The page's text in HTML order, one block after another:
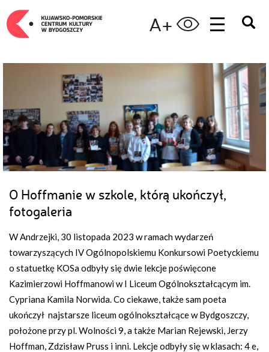
A+
O Hoffmanie w szkole, którą ukończył,
fotogaleria
W Andrzejki, 30 listopada 2023 w ramach wydarzeń
towarzyszących IV Ogólnopolskiemu Konkursowi Poetyckiemu
o statuetkę KOSa odbyły się dwie lekcje poświęcone
Kazimierzowi Hoffmanowi w I Liceum Ogólnokształcącym im.
Cypriana Kamila Norwida. Co ciekawe, także sam poeta
ukończył najstarsze liceum ogólnokształcące w Bydgoszczy,
położone przy pl. Wolności 9, a także Marian Rejewski, Jerzy
Hoffman, Zdzisław Pruss i inni. Lekcje odbyły się w klasach: 4 e,